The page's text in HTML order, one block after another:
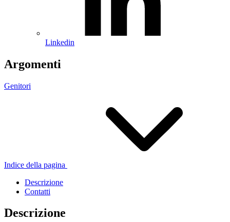
Linkedin
Argomenti
Genitori
Indice della pagina
Descrizione
Contatti
Descrizione